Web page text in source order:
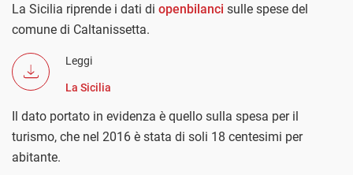
La Sicilia riprende i dati di openbilanci sulle spese del
comune di Caltanissetta.
Leggi
La Sicilia
Il dato portato in evidenza è quello sulla spesa per il
turismo, che nel 2016 è stata di soli 18 centesimi per
abitante.